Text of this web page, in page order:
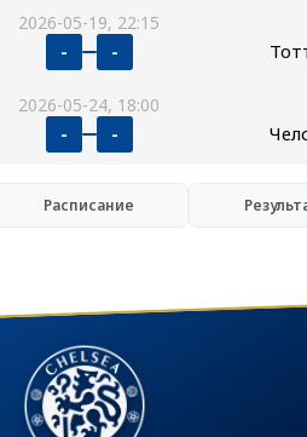
2026-05-19, 22:15
- -
2026-05-24, 18:00
- -
Расписание